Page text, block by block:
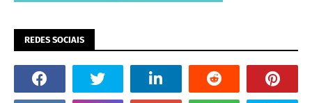
REDES SOCIAIS